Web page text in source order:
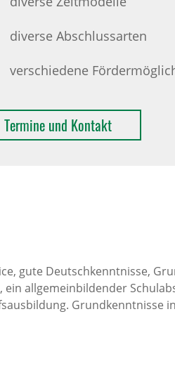
diverse Abschlussarten
verschiedene
Termine und Kontakt
gute Deutschkenntnisse,
allgemeinbildender
Grundkenntnisse